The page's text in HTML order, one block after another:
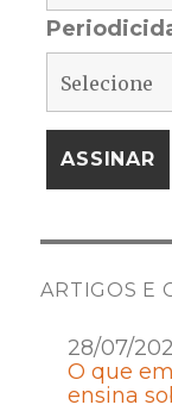
ARTIGOS E
28/07/
O que
ensina